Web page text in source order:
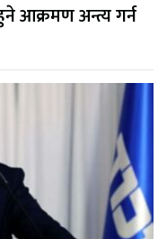
आक्रमण अन्त्य गर्न